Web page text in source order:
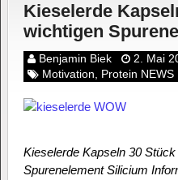
Kieselerde
wichtigen
Benjamin Biek
2. Mai
Motivation
Protein NEWS
Kieselerde Kapseln 30
Spurenelement Silicium